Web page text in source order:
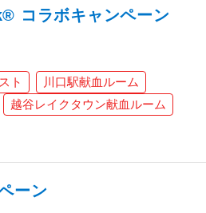
コラボキャンペーン
ト
川口駅献血ルーム
越谷レイクタウン献血ルーム
ーン